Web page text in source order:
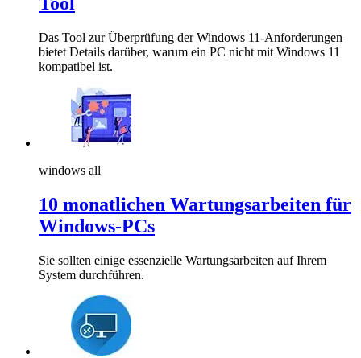
Das Tool zur Überprüfung der Windows 11-Anforderungen
bietet Details darüber, warum ein PC nicht mit Windows 11
kompatibel ist.
windows all
10 monatlichen Wartungsarbeiten für
Windows-PCs
Sie sollten einige essenzielle Wartungsarbeiten auf Ihrem
System durchführen.